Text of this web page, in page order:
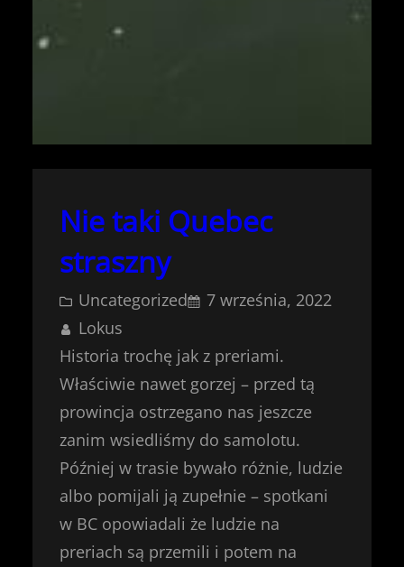
Nie taki Quebec
straszny
Uncategorized
7 września, 2022
Lokus
Historia trochę jak z preriami.
Właściwie nawet gorzej – przed tą
prowincja ostrzegano nas jeszcze
zanim wsiedliśmy do samolotu.
Później w trasie bywało różnie, ludzie
albo pomijali ją zupełnie – spotkani
w BC opowiadali że ludzie na
preriach są przemili i potem na